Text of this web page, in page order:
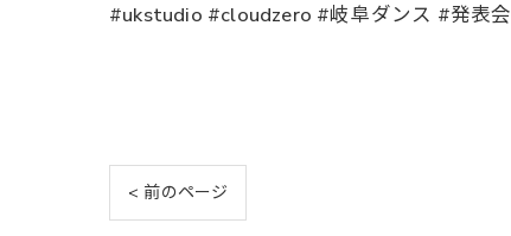
#ukstudio #cloudzero #岐阜ダンス #発表会
< 前のページ